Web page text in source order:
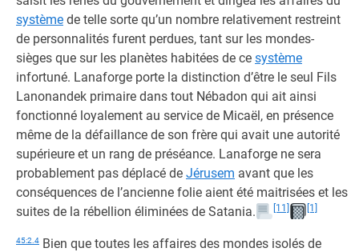
système de telle sorte qu’un nombre relativement restreint
de personnalités furent perdues, tant sur les mondes-
sièges que sur les planètes habitées de ce système
infortuné. Lanaforge porte la distinction d’être le seul Fils
Lanonandek primaire dans tout Nébadon qui ait ainsi
fonctionné loyalement au service de Micaël, en présence
même de la défaillance de son frère qui avait une autorité
supérieure et un rang de préséance. Lanaforge ne sera
probablement pas déplacé de Jérusem avant que les
conséquences de l’ancienne folie aient été maitrisées et les
suites de la rébellion éliminées de Satania.
[11] [1]
45:2.4 Bien que toutes les affaires des mondes isolés de